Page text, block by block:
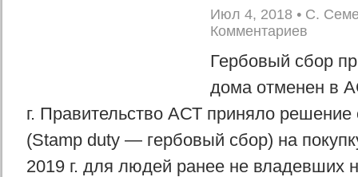
Июл 4, 2018 • С.
Комментариев
Гербовый сбор
дома отменен в
г. Правительство АСТ приняло решение
(Stamp duty — гербовый сбор) на
2019 г. для людей ранее не владевших